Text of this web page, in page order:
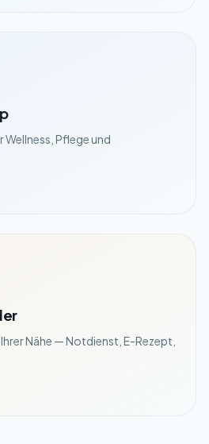
Pflege und
Nähe — Notdienst, E-Rezept,